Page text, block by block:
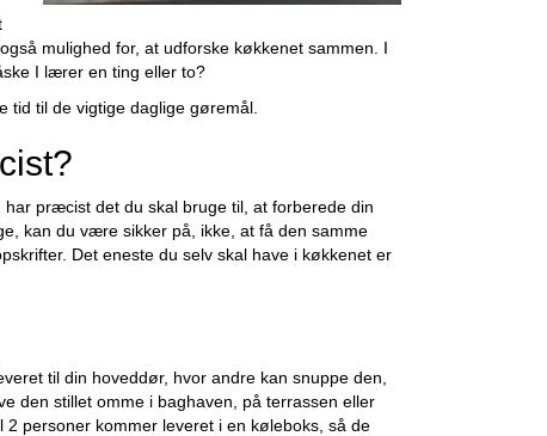
mulighed for, at udforske køkkenet sammen. I
I lærer en ting eller to?
tid til de vigtige daglige gøremål.
præcist det du skal bruge til, at forberede din
kan du være sikker på, ikke, at få den samme
Det eneste du selv skal have i køkkenet er
til din hoveddør, hvor andre kan snuppe den,
den stillet omme i baghaven, på terrassen eller
personer kommer leveret i en køleboks, så de